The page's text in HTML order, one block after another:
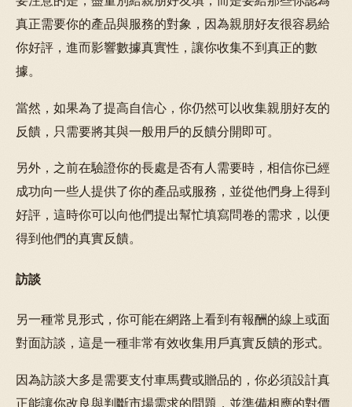
真正需要你的產品與服務的對象，因為親朋好友很容易給
你好評，進而影響數據真實性，讓你收集不到真正的數
據。
當然，如果為了提高自信心，你仍然可以收集親朋好友的
反饋，只需要將其與一般用戶的反饋分開即可。
另外，之前在驗證你的長處是否有人需要時，相信你已經
成功向一些人提供了你的產品或服務，並從他們身上得到
好評，這時你可以向他們提出幫忙填寫問卷的需求，以便
得到他們的真實反饋。
訪談
另一種常見形式，你可能在網路上看到有報酬的線上或面
對面訪談，這是一種非常有效收集用戶真實反饋的形式。
因為訪談大多是需要支付車馬費或贈品的，你必須設計真
正能讓你改良與判斷市場需求的問題，並準備相應的對價